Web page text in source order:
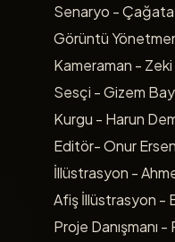
Senaryo -
Görüntü
Kameraman -
Sesçi - Gizem
Kurgu - Harun
Editör- Onur Ersen
İllüstrasyon -
Afiş İllüstrasyon -
Proje Danışmanı